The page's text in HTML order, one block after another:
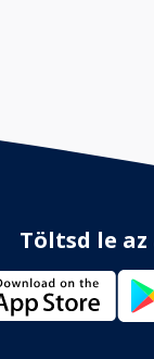
Töltsd le